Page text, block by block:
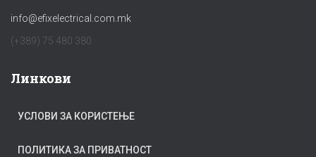
info@efixelectrical.com.mk
(+389) 75 480 380
Линкови
УСЛОВИ ЗА КОРИСТЕЊЕ
ПОЛИТИКА ЗА ПРИВАТНОСТ